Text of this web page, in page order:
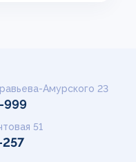
Амурского 23
999
51
257